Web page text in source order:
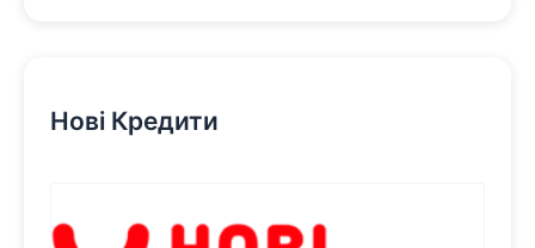
Нові Кредити